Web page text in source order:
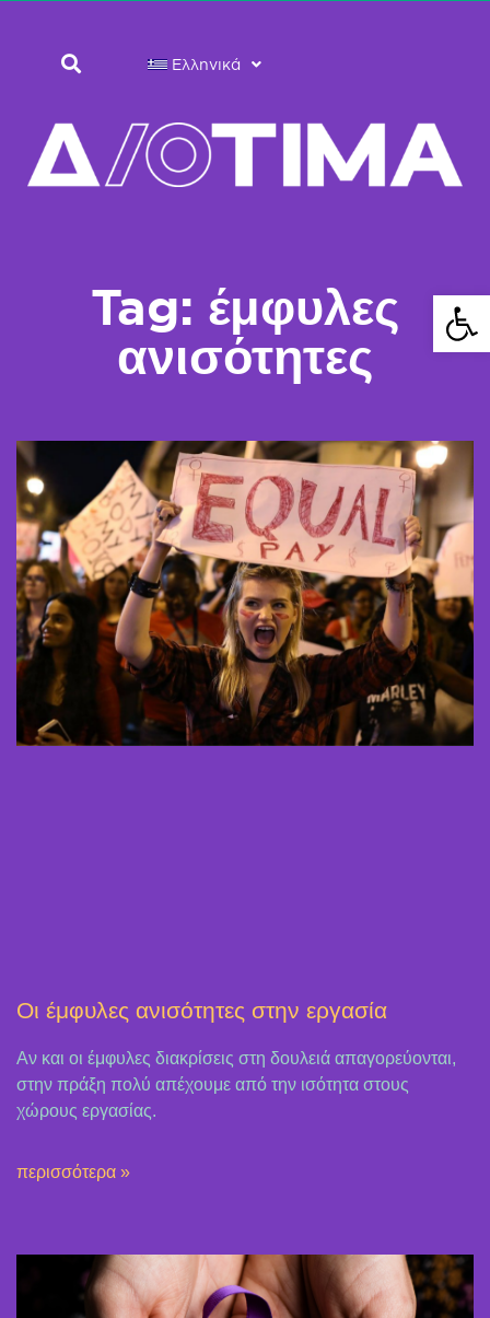
Ελληνικά
Tag: έμφυλες
ανισότητες
Οι έμφυλες ανισότητες στην εργασία
Αν και οι έμφυλες διακρίσεις στη δουλειά απαγορεύονται,
στην πράξη πολύ απέχουμε από την ισότητα στους
χώρους εργασίας.
περισσότερα »